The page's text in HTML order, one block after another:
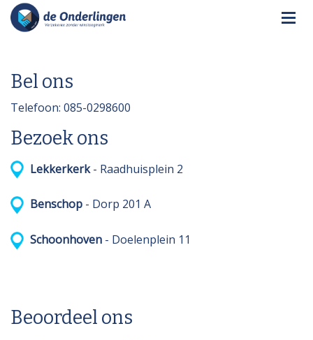
Bel ons
Telefoon: 085-0298600
Bezoek ons
Lekkerkerk- Raadhuisplein 2
Benschop - Dorp 201 A
Schoonhoven - Doelenplein 11
Beoordeel ons